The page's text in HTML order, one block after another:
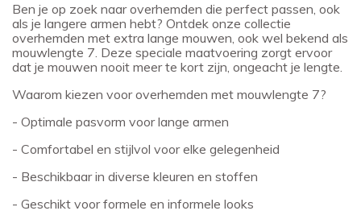
Ben je op zoek naar overhemden die perfect passen, ook
als je langere armen hebt? Ontdek onze collectie
overhemden met extra lange mouwen, ook wel bekend als
mouwlengte 7. Deze speciale maatvoering zorgt ervoor
dat je mouwen nooit meer te kort zijn, ongeacht je lengte.
Waarom kiezen voor overhemden met mouwlengte 7?
- Optimale pasvorm voor lange armen
- Comfortabel en stijlvol voor elke gelegenheid
- Beschikbaar in diverse kleuren en stoffen
- Geschikt voor formele en informele looks